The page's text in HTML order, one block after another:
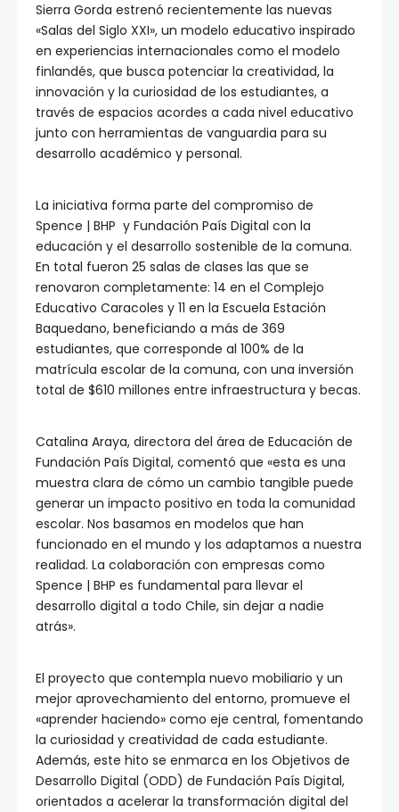
Sierra Gorda estrenó recientemente las nuevas
«Salas del Siglo XXI», un modelo educativo inspirado
en experiencias internacionales como el modelo
finlandés, que busca potenciar la creatividad, la
innovación y la curiosidad de los estudiantes, a
través de espacios acordes a cada nivel educativo
junto con herramientas de vanguardia para su
desarrollo académico y personal.
La iniciativa forma parte del compromiso de
Spence | BHP y Fundación País Digital con la
educación y el desarrollo sostenible de la comuna.
En total fueron 25 salas de clases las que se
renovaron completamente: 14 en el Complejo
Educativo Caracoles y 11 en la Escuela Estación
Baquedano, beneficiando a más de 369
estudiantes, que corresponde al 100% de la
matrícula escolar de la comuna, con una inversión
total de $610 millones entre infraestructura y becas.
Catalina Araya, directora del área de Educación de
Fundación País Digital, comentó que «esta es una
muestra clara de cómo un cambio tangible puede
generar un impacto positivo en toda la comunidad
escolar. Nos basamos en modelos que han
funcionado en el mundo y los adaptamos a nuestra
realidad. La colaboración con empresas como
Spence | BHP es fundamental para llevar el
desarrollo digital a todo Chile, sin dejar a nadie
atrás».
El proyecto que contempla nuevo mobiliario y un
mejor aprovechamiento del entorno, promueve el
«aprender haciendo» como eje central, fomentando
la curiosidad y creatividad de cada estudiante.
Además, este hito se enmarca en los Objetivos de
Desarrollo Digital (ODD) de Fundación País Digital,
orientados a acelerar la transformación digital del